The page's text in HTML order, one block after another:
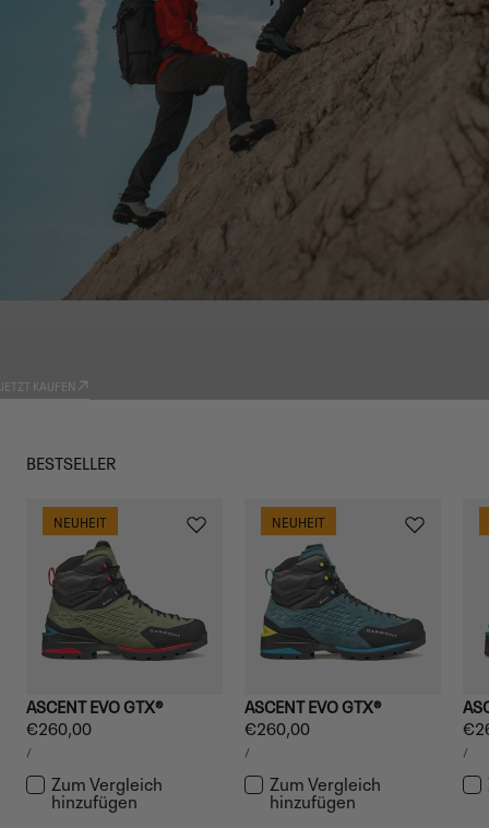
JETZT KAUFEN
BESTSELLER
NEUHEIT
ASCENT EVO GTX®
Regulärer
Preis
€260,00
STÜCKPREIS
/PRO
Zum Vergleich
hinzufügen
NEUHEIT
ASCENT EVO GTX®
Regulärer
Preis
€260,00
STÜCKPREIS
/PRO
Zum Vergleich
hinzufügen
/